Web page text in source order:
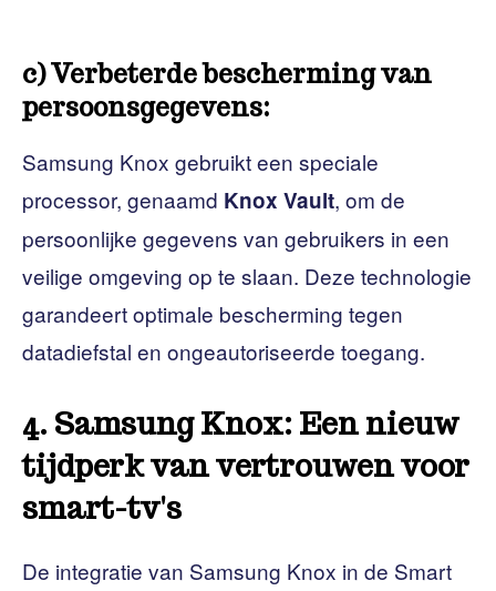
c) Verbeterde bescherming van
persoonsgegevens:
Samsung Knox gebruikt een speciale
processor, genaamd Knox Vault, om de
persoonlijke gegevens van gebruikers in een
veilige omgeving op te slaan. Deze technologie
garandeert optimale bescherming tegen
datadiefstal en ongeautoriseerde toegang.
4. Samsung Knox: Een nieuw
tijdperk van vertrouwen voor
smart-tv's
De integratie van Samsung Knox in de Smart